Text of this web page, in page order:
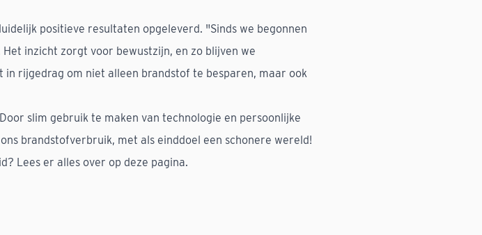
positieve resultaten opgeleverd. "Sinds we begonnen
inzicht zorgt voor bewustzijn, en zo blijven we
rijgedrag om niet alleen brandstof te besparen, maar ook
slim gebruik te maken van technologie en persoonlijke
brandstofverbruik, met als einddoel een schonere wereld!
Lees er alles over op deze pagina.